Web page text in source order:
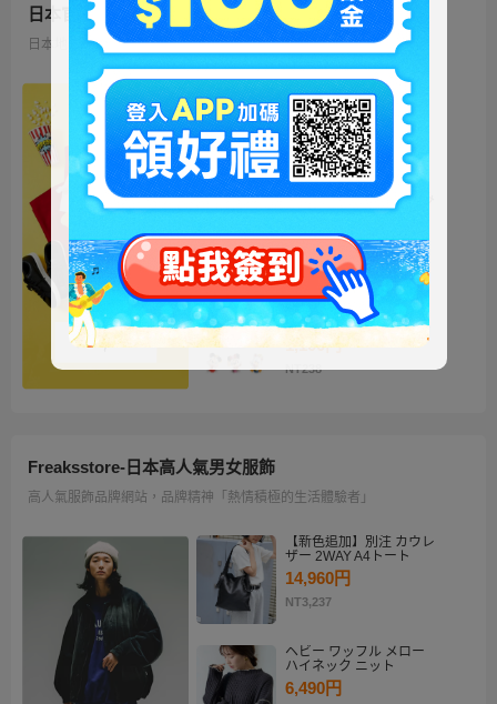
日本官方迪士尼商城
日本地區限定販售的迪士尼商品 多種品類、角色商品供您挑選
ミッキー ファートート
2WAY Fur Tote
4,500円
NT973
ベイマックス ぬいぐるみ
うるぽちゃちゃん
1,300円
NT281
ディズニーキャラクター
シークレットストラップ
迎春コレクション
1,100円
NT238
Freaksstore-日本高人氣男女服飾
高人氣服飾品牌網站，品牌精神「熱情積極的生活體驗者」
【新色追加】別注 カウレ
ザー 2WAY A4トート
14,960円
NT3,237
ヘビー ワッフル メロー
ハイネック ニット
6,490円